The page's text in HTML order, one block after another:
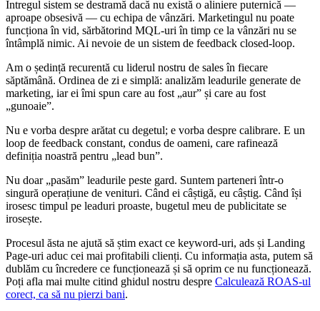
Întregul sistem se destramă dacă nu există o aliniere puternică —
aproape obsesivă — cu echipa de vânzări. Marketingul nu poate
funcționa în vid, sărbătorind MQL-uri în timp ce la vânzări nu se
întâmplă nimic. Ai nevoie de un sistem de feedback closed-loop.
Am o ședință recurentă cu liderul nostru de sales în fiecare
săptămână. Ordinea de zi e simplă: analizăm leadurile generate de
marketing, iar ei îmi spun care au fost „aur” și care au fost
„gunoaie”.
Nu e vorba despre arătat cu degetul; e vorba despre calibrare. E un
loop de feedback constant, condus de oameni, care rafinează
definiția noastră pentru „lead bun”.
Nu doar „pasăm” leadurile peste gard. Suntem parteneri într-o
singură operațiune de venituri. Când ei câștigă, eu câștig. Când își
irosesc timpul pe leaduri proaste, bugetul meu de publicitate se
irosește.
Procesul ăsta ne ajută să știm exact ce keyword-uri, ads și Landing
Page-uri aduc cei mai profitabili clienți. Cu informația asta, putem să
dublăm cu încredere ce funcționează și să oprim ce nu funcționează.
Poți afla mai multe citind ghidul nostru despre Calculează ROAS-ul
corect, ca să nu pierzi bani.